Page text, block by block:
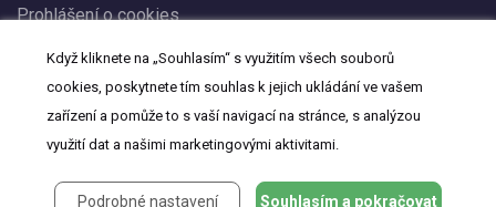
Prohlášení o cookies
Prohlášení
Kontakt
Když kliknete na „Souhlasím“ s využitím všech souborů
cookies, poskytnete tím souhlas k jejich ukládání ve vašem
zařízení a pomůže to s vaší navigací na stránce, s analýzou
využití dat a našimi marketingovými aktivitami.
Podrobné nastavení Souhlasím a pokračovat